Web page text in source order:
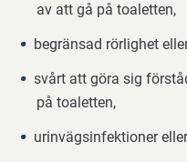
av att gå på toaletten,
begränsad rörlighet
svårt att göra sig
på toaletten,
urinvägsinfektioner